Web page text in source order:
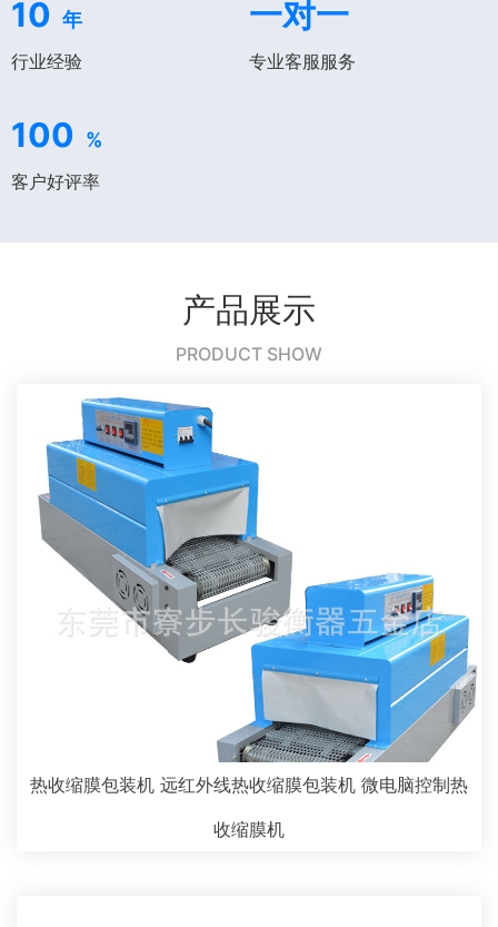
10 年
行业经验
一对一
专业客服服务
100 %
客户好评率
产品展示
PRODUCT SHOW
热收缩膜包装机 远红外线热收缩膜包装机 微电脑控制热
收缩膜机